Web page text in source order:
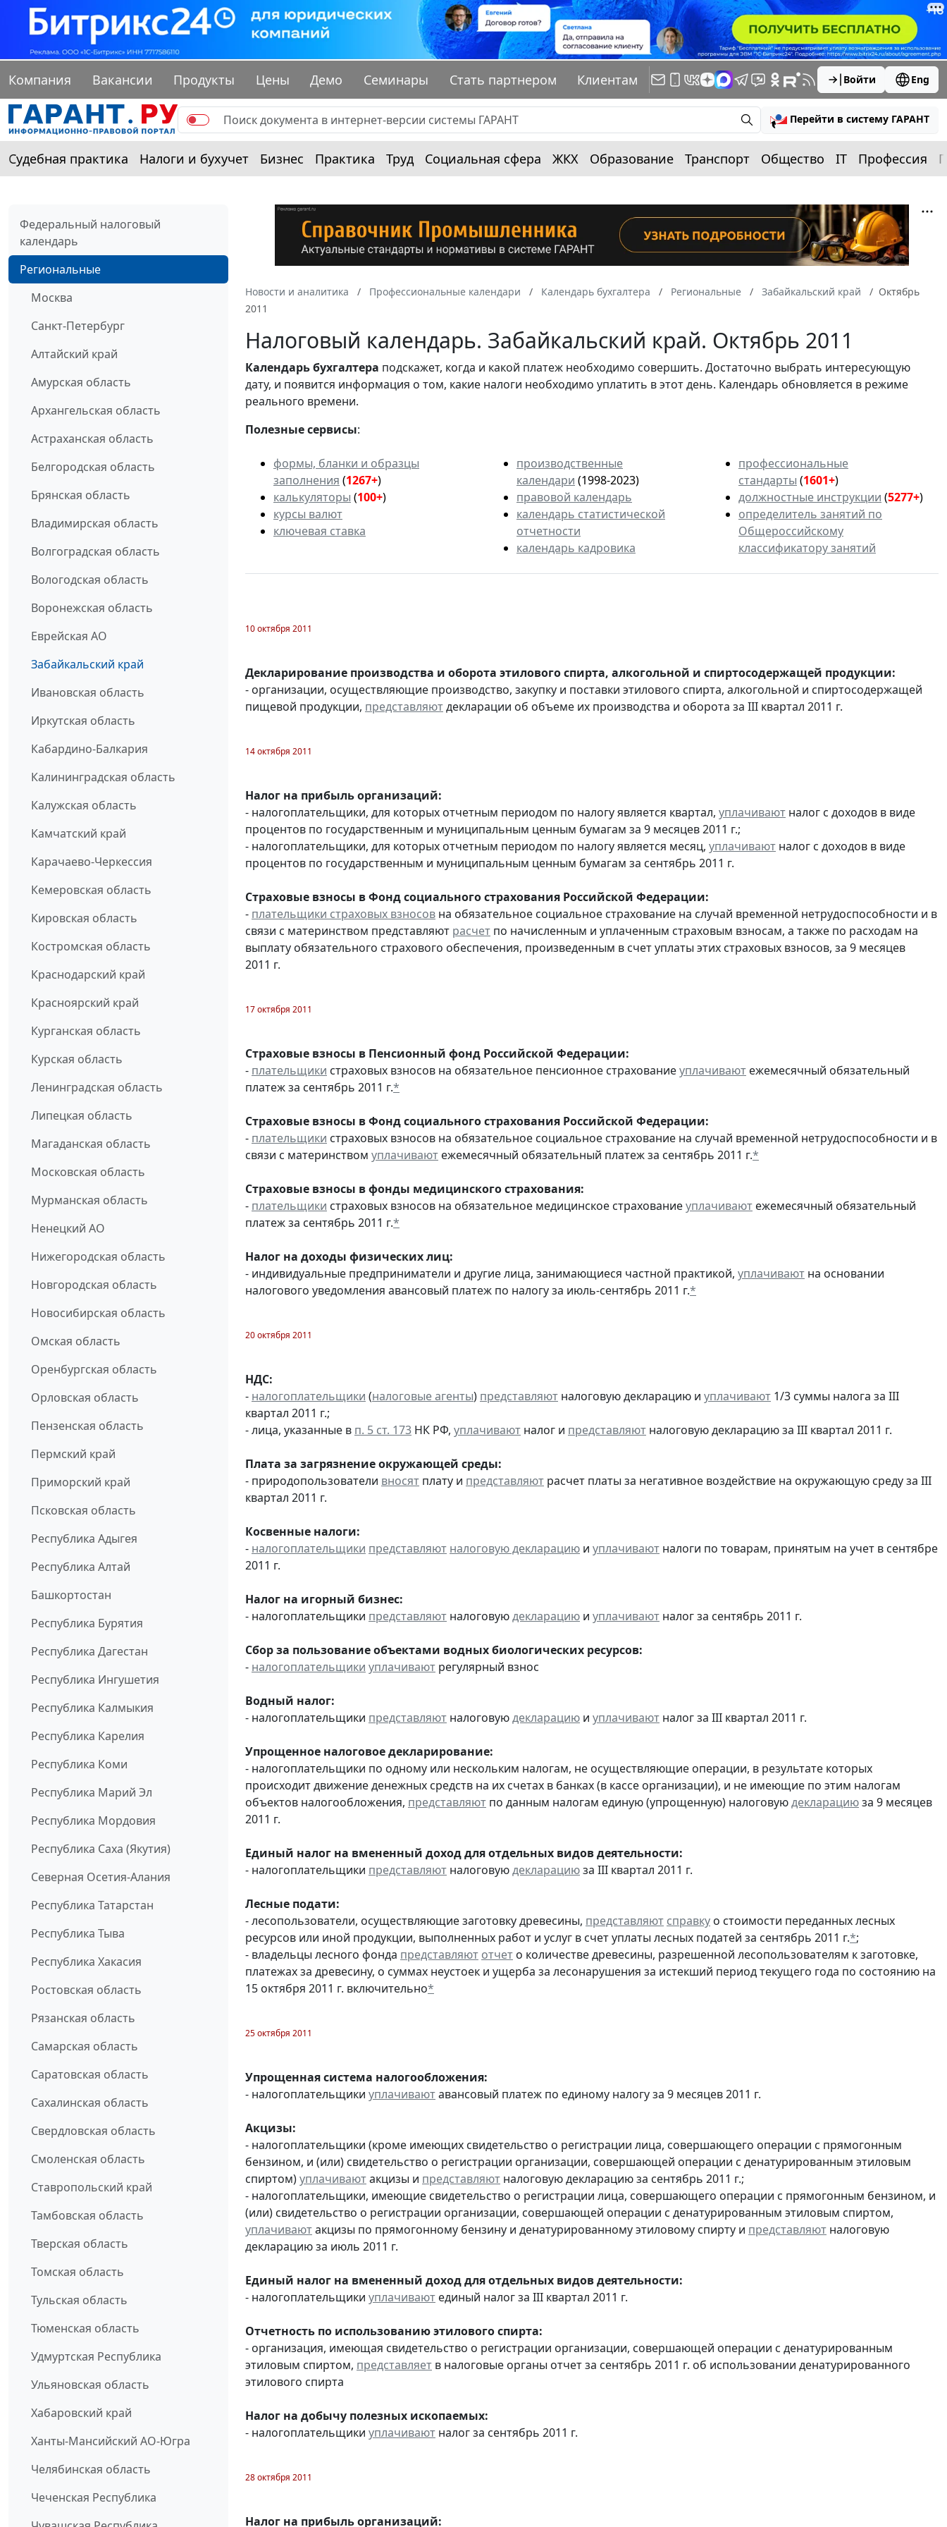
Компания Вакансии Продукты Цены Демо Семинары Стать партнером Клиентам Войти Eng
Перейти в систему ГАРАНТ
Судебная практика Налоги и бухучет Бизнес Практика Труд Социальная сфера ЖКХ Образование Транспорт Общество IT Профессия
Федеральный налоговый
календарь
Региональные
Москва
Санкт-Петербург
Алтайский край
Амурская область
Архангельская область
Астраханская область
Белгородская область
Брянская область
Владимирская область
Волгоградская область
Вологодская область
Воронежская область
Еврейская АО
Забайкальский край
Ивановская область
Иркутская область
Кабардино-Балкария
Калининградская область
Калужская область
Камчатский край
Карачаево-Черкессия
Кемеровская область
Кировская область
Костромская область
Краснодарский край
Красноярский край
Курганская область
Курская область
Ленинградская область
Липецкая область
Магаданская область
Московская область
Мурманская область
Ненецкий АО
Нижегородская область
Новгородская область
Новосибирская область
Омская область
Оренбургская область
Орловская область
Пензенская область
Пермский край
Приморский край
Псковская область
Республика Адыгея
Республика Алтай
Башкортостан
Республика Бурятия
Республика Дагестан
Республика Ингушетия
Республика Калмыкия
Республика Карелия
Республика Коми
Республика Марий Эл
Республика Мордовия
Республика Саха (Якутия)
Северная Осетия-Алания
Республика Татарстан
Республика Тыва
Республика Хакасия
Ростовская область
Рязанская область
Самарская область
Саратовская область
Сахалинская область
Свердловская область
Смоленская область
Ставропольский край
Тамбовская область
Тверская область
Томская область
Тульская область
Тюменская область
Удмуртская Республика
Ульяновская область
Хабаровский край
Ханты-Мансийский АО-Югра
Челябинская область
Чеченская Республика
Новости и аналитика Профессиональные календари Календарь бухгалтера Региональные Забайкальский край
Октябрь
2011
Налоговый календарь. Забайкальский край. Октябрь 2011
Календарьбухгалтера подскажет, когда и какой платеж необходимо совершить. Достаточно выбрать интересующую
дату, и появится информация о том, какие налоги необходимо уплатить в этот день. Календарь обновляется в режиме
реального времени.
Полезные сервисы:
формы, бланки и образцы
заполнения (1267+)
калькуляторы (100+)
курсы валют
ключевая ставка
производственные
календари (1998-2023)
правовой календарь
календарь статистической
отчетности
календарь кадровика
профессиональные
стандарты (1601+)
должностные инструкции (5277+)
определитель занятий по
Общероссийскому
классификатору занятий
10 октября 2011
Декларирование производства и оборота этилового спирта, алкогольной и спиртосодержащей продукции:
- организации, осуществляющие производство, закупку и поставки этилового спирта, алкогольной и спиртосодержащей
пищевой продукции, представляютдекларации об объеме их производства и оборота за III квартал 2011 г.
14 октября 2011
Налог на прибыль организаций:
- налогоплательщики, для которых отчетным периодом по налогу является квартал, уплачивают налог с доходов в виде
процентов по государственным и муниципальным ценным бумагам за 9 месяцев 2011 г.;
- налогоплательщики, для которых отчетным периодом по налогу является месяц, уплачивают налог с доходов в виде
процентов по государственным и муниципальным ценным бумагам за сентябрь 2011 г.
Страховые взносы в Фонд социального страхования Российской Федерации:
- плательщики страховых взносов на обязательное социальное страхование на случай временной нетрудоспособности и в
связи с материнством представляют расчет по начисленным и уплаченным страховым взносам, а также по расходам на
выплату обязательного страхового обеспечения, произведенным в счет уплаты этих страховых взносов, за 9 месяцев
2011 г.
17 октября 2011
Страховые взносы в Пенсионный фонд Российской Федерации:
- плательщики страховых взносов на обязательное пенсионное страхованиеуплачивают ежемесячный обязательный
платеж за сентябрь 2011 г.*
Страховые взносы в Фонд социального страхования Российской Федерации:
- плательщики страховых взносов на обязательное социальное страхование на случай временной нетрудоспособности и в
связи с материнством уплачивают ежемесячный обязательный платеж за сентябрь 2011 г.*
Страховые взносы в фонды медицинского страхования:
- плательщики страховых взносов на обязательное медицинское страхованиеуплачивают ежемесячный обязательный
платеж за сентябрь 2011 г.*
Налог на доходы физических лиц:
- индивидуальные предприниматели и другие лица, занимающиеся частной практикой, уплачивают на основании
налогового уведомления авансовый платеж по налогу за июль-сентябрь 2011 г.*
20 октября 2011
НДС:
- налогоплательщики (налоговые агенты) представляют налоговую декларацию и уплачивают 1/3 суммы налога за III
квартал 2011 г.;
- лица, указанные в п. 5 ст. 173 НК РФ, уплачивают налог и представляют налоговую декларацию за III квартал 2011 г.
Плата за загрязнение окружающей среды:
- природопользователи вносят плату и представляют расчет платы за негативное воздействие на окружающую среду за III
квартал 2011 г.
Косвенные налоги:
- налогоплательщики представляют налоговую декларацию и уплачивают налоги по товарам, принятым на учет в сентябре
2011 г.
Налог на игорный бизнес:
- налогоплательщики представляют налоговуюдекларацию и уплачивают налог за сентябрь 2011 г.
Сбор за пользование объектами водных биологических ресурсов:
- налогоплательщики уплачивают регулярный взнос
Водный налог:
- налогоплательщики представляют налоговуюдекларацию и уплачивают налог за III квартал 2011 г.
Упрощенное налоговое декларирование:
- налогоплательщики по одному или нескольким налогам, не осуществляющие операции, в результате которых
происходит движение денежных средств на их счетах в банках (в кассе организации), и не имеющие по этим налогам
объектов налогообложения, представляют по данным налогам единую (упрощенную) налоговуюдекларациюза 9 месяцев
2011 г.
Единый налог на вмененный доход для отдельных видов деятельности:
- налогоплательщики представляют налоговуюдекларациюза III квартал 2011 г.
Лесные подати:
- лесопользователи, осуществляющие заготовку древесины, представляют справку о стоимости переданных лесных
ресурсов или иной продукции, выполненных работ и услуг в счет уплаты лесных податей за сентябрь 2011 г.*;
- владельцы лесного фонда представляют отчет о количестве древесины, разрешенной лесопользователям к заготовке,
платежах за древесину, о суммах неустоек и ущерба за лесонарушения за истекший период текущего года по состоянию на
15 октября 2011 г. включительно*
25 октября 2011
Упрощенная система налогообложения:
- налогоплательщики уплачиваютавансовый платеж по единому налогу за 9 месяцев 2011 г.
Акцизы:
- налогоплательщики (кроме имеющих свидетельство о регистрации лица, совершающего операции с прямогонным
бензином, и (или) свидетельство о регистрации организации, совершающей операции с денатурированным этиловым
спиртом)уплачиваютакцизы и представляют налоговую декларацию за сентябрь 2011 г.;
- налогоплательщики, имеющие свидетельство о регистрации лица, совершающего операции с прямогонным бензином, и
(или) свидетельство о регистрации организации, совершающей операции с денатурированным этиловым спиртом,
уплачиваютакцизы по прямогонному бензину и денатурированному этиловому спирту и представляют налоговую
декларацию за июль 2011 г.
Единый налог на вмененный доход для отдельных видов деятельности:
- налогоплательщики уплачивают единый налог за III квартал 2011 г.
Отчетность по использованию этилового спирта:
- организация, имеющая свидетельство о регистрации организации, совершающей операции с денатурированным
этиловым спиртом, представляет в налоговые органы отчет за сентябрь 2011 г. об использовании денатурированного
этилового спирта
Налог на добычу полезных ископаемых:
- налогоплательщики уплачивают налог за сентябрь 2011 г.
28 октября 2011
Налог на прибыль организаций: